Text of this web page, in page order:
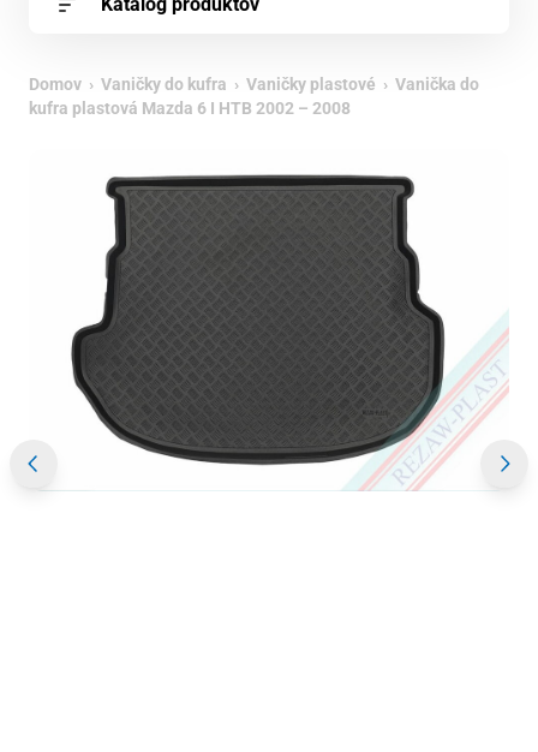
Domov › Vaničky do kufra › Vaničky plastové › Vanička do
kufra plastová Mazda 6 I HTB 2002 – 2008